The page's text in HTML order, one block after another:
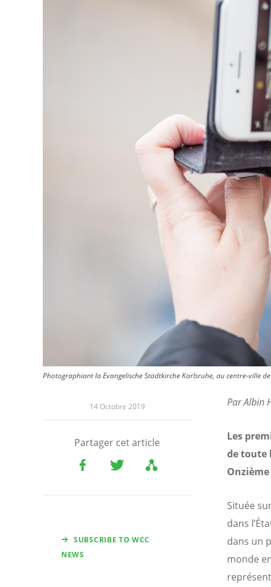
Photographiant la Evangelische Stadtkirche Karlsruhe, au centre-ville
14 Octobre 2019
Partager cet article
SUBSCRIBE TO WCC
NEWS
Par Albin
Les
de toute
Située
dans
dans un
monde